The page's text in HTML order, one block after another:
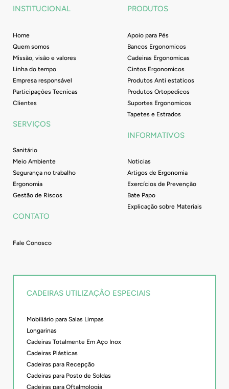
e
i
n
INSTITUCIONAL
Home
Quem somos
Missão, visão e valores
Linha do tempo
Empresa responsável
Participações Tecnicas
Clientes
SERVIÇOS
Sanitário
Meio Ambiente
Segurança no trabalho
Ergonomia
Gestão de Riscos
CONTATO
Fale Conosco
PRODUTOS
Apoio para Pés
Bancos Ergonomicos
Cadeiras Ergonomicas
Cintos Ergonomicos
Produtos Anti estaticos
Produtos Ortopedicos
Suportes Ergonomicos
Tapetes e Estrados
INFORMATIVOS
Noticias
Artigos de Ergonomia
Exercícios de Prevenção
Bate Papo
Explicação sobre Materiais
CADEIRAS UTILIZAÇÃO ESPECIAIS
Mobiliário para Salas Limpas
Longarinas
Cadeiras Totalmente Em Aço Inox
Cadeiras Plásticas
Cadeiras para Recepção
Cadeiras para Posto de Soldas
Cadeiras para Oftalmologia